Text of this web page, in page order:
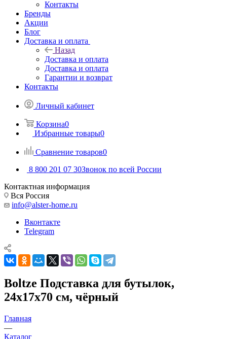
Контакты
Бренды
Акции
Блог
Доставка и оплата
Назад
Доставка и оплата
Доставка и оплата
Гарантии и возврат
Контакты
Личный кабинет
Корзина0
Избранные товары0
Сравнение товаров0
8 800 201 07 30Звонок по всей России
Контактная информация
Вся Россия
info@alster-home.ru
Вконтакте
Telegram
Boltze Подставка для бутылок,
24х17х70 см, чёрный
Главная
—
Каталог